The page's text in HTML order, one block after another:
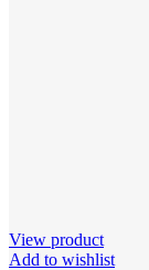
View product
Add to wishlist